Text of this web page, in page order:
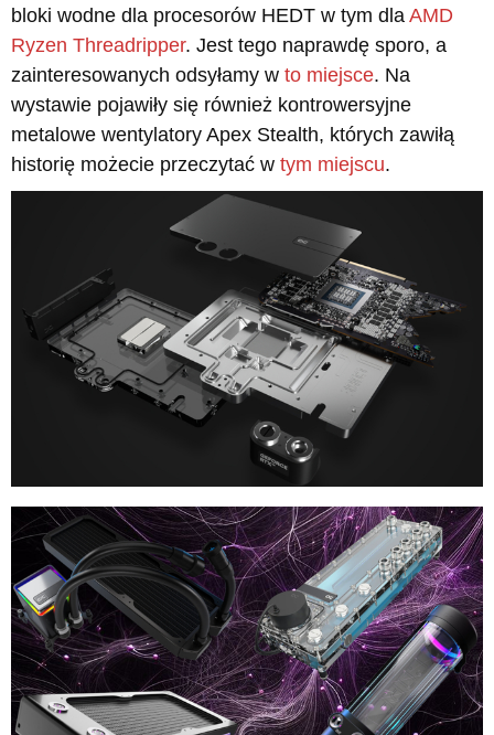
bloki wodne dla procesorów HEDT w tym dla AMD
Ryzen Threadripper. Jest tego naprawdę sporo, a
zainteresowanych odsyłamy w to miejsce. Na
wystawie pojawiły się również kontrowersyjne
metalowe wentylatory Apex Stealth, których zawiłą
historię możecie przeczytać w tym miejscu.